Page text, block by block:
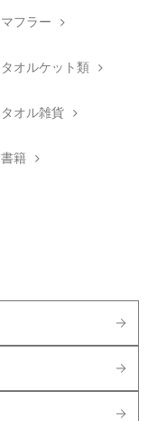
マフラー
タオルケット類
タオル雑貨
書籍